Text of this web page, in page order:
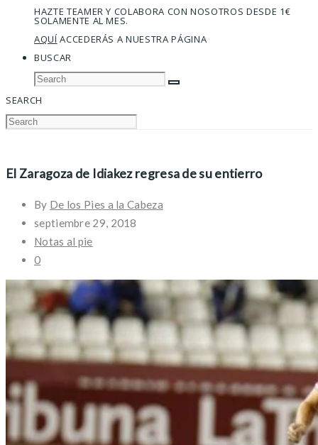
HAZTE TEAMER Y COLABORA CON NOSOTROS DESDE 1€
SOLAMENTE AL MES.
AQUÍACCEDERÁS A NUESTRA PÁGINA
BUSCAR
SEARCH
El Zaragoza de Idiakez regresa de su entierro
By De los Pies a la Cabeza
septiembre 29, 2018
Notas al pie
0